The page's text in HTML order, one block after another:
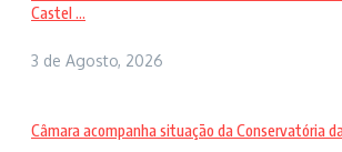
Castel ...
3 de Agosto, 2026
Câmara acompanha situação da Conservatória